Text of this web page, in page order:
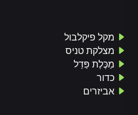
מקל פיקלבול
מצלקת טניס
מַכֶּלֶת פַּדֵל
כדור
אביזרים